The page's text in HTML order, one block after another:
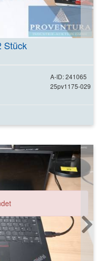
Stück
A-ID: 241065
25pv1175-029